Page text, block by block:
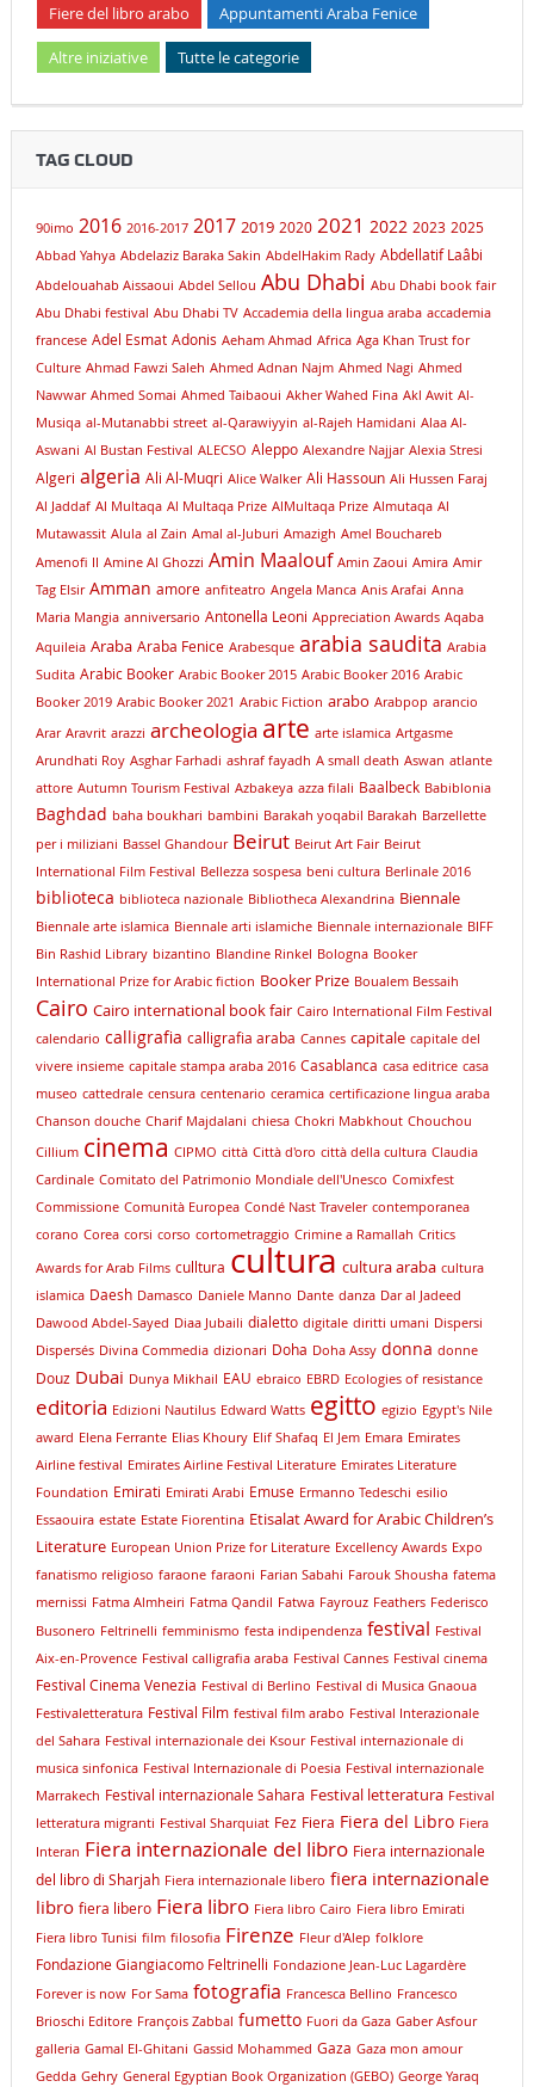
Fiere del libro arabo
Appuntamenti Araba Fenice
Altre iniziative Tutte le categorie
TAG CLOUD
90imo 2016 2016-2017 2017 2019 2020 2021 2022 2023 2025
Abbad Yahya Abdelaziz Baraka Sakin AbdelHakim Rady Abdellatif Laâbi
Abdelouahab Aissaoui Abdel Sellou Abu Dhabi Abu Dhabi book fair
Abu Dhabi festival Abu Dhabi TV Accademia della lingua araba accademia
francese Adel Esmat Adonis Aeham Ahmad Africa Aga Khan Trust for
Culture Ahmad Fawzi Saleh Ahmed Adnan Najm Ahmed Nagi Ahmed
Nawwar Ahmed Somai Ahmed Taibaoui Akher Wahed Fina Akl Awit Al-
Musiqa al-Mutanabbi street al-Qarawiyyin al-Rajeh Hamidani Alaa Al-
Aswani Al Bustan Festival ALECSO Aleppo Alexandre Najjar Alexia Stresi
Algeri algeria Ali Al-Muqri Alice Walker Ali Hassoun Ali Hussen Faraj
Al Jaddaf Al Multaqa Al Multaqa Prize AlMultaqa Prize Almutaqa Al
Mutawassit Alula al Zain Amal al-Juburi Amazigh Amel Bouchareb
Amenofi II Amine Al Ghozzi Amin Maalouf Amin Zaoui Amira Amir
Tag Elsir Amman amore anfiteatro Angela Manca Anis Arafai Anna
Maria Mangia anniversario Antonella Leoni Appreciation Awards Aqaba
Aquileia Araba Araba Fenice Arabesque arabia saudita Arabia
Sudita Arabic Booker Arabic Booker 2015 Arabic Booker 2016 Arabic
Booker 2019 Arabic Booker 2021 Arabic Fiction arabo Arabpop arancio
Arar Aravrit arazzi archeologia arte arte islamica Artgasme
Arundhati Roy Asghar Farhadi ashraf fayadh A small death Aswan atlante
attore Autumn Tourism Festival Azbakeya azza filali Baalbeck Babiblonia
Baghdad baha boukhari bambini Barakah yoqabil Barakah Barzellette
per i miliziani Bassel Ghandour Beirut Beirut Art Fair Beirut
International Film Festival Bellezza sospesa beni cultura Berlinale 2016
biblioteca biblioteca nazionale Bibliotheca Alexandrina Biennale
Biennale arte islamica Biennale arti islamiche Biennale internazionale BIFF
Bin Rashid Library bizantino Blandine Rinkel Bologna Booker
International Prize for Arabic fiction Booker Prize Boualem Bessaih
Cairo Cairo international book fair Cairo International Film Festival
calendario calligrafia calligrafia araba Cannes capitale capitale del
vivere insieme capitale stampa araba 2016 Casablanca casa editrice casa
museo cattedrale censura centenario ceramica certificazione lingua araba
Chanson douche Charif Majdalani chiesa Chokri Mabkhout Chouchou
Cillium cinema CIPMO città Città d'oro città della cultura Claudia
Cardinale Comitato del Patrimonio Mondiale dell'Unesco Comixfest
Commissione Comunità Europea Condé Nast Traveler contemporanea
corano Corea corsi corso cortometraggio Crimine a Ramallah Critics
Awards for Arab Films culltura cultura cultura araba cultura
islamica Daesh Damasco Daniele Manno Dante danza Dar al Jadeed
Dawood Abdel-Sayed Diaa Jubaili dialetto digitale diritti umani Dispersi
Dispersés Divina Commedia dizionari Doha Doha Assy donna donne
Douz Dubai Dunya Mikhail EAU ebraico EBRD Ecologies of resistance
editoria Edizioni Nautilus Edward Watts egitto egizio Egypt's Nile
award Elena Ferrante Elias Khoury Elif Shafaq El Jem Emara Emirates
Airline festival Emirates Airline Festival Literature Emirates Literature
Foundation Emirati Emirati Arabi Emuse Ermanno Tedeschi esilio
Essaouira estate Estate Fiorentina Etisalat Award for Arabic Children’s
Literature European Union Prize for Literature Excellency Awards Expo
fanatismo religioso faraone faraoni Farian Sabahi Farouk Shousha fatema
mernissi Fatma Almheiri Fatma Qandil Fatwa Fayrouz Feathers Federisco
Busonero Feltrinelli femminismo festa indipendenza festival Festival
Aix-en-Provence Festival calligrafia araba Festival Cannes Festival cinema
Festival Cinema Venezia Festival di Berlino Festival di Musica Gnaoua
Festivaletteratura Festival Film festival film arabo Festival Interazionale
del Sahara Festival internazionale dei Ksour Festival internazionale di
musica sinfonica Festival Internazionale di Poesia Festival internazionale
Marrakech Festival internazionale Sahara Festival letteratura Festival
letteratura migranti Festival Sharquiat Fez Fiera Fiera del Libro Fiera
Interan Fiera internazionale del libro Fiera internazionale
del libro di Sharjah Fiera internazionale libero fiera internazionale
libro fiera libero Fiera libro Fiera libro Cairo Fiera libro Emirati
Fiera libro Tunisi film filosofia Firenze Fleur d'Alep folklore
Fondazione Giangiacomo Feltrinelli Fondazione Jean-Luc Lagardère
Forever is now For Sama fotografia Francesca Bellino Francesco
Brioschi Editore François Zabbal fumetto Fuori da Gaza Gaber Asfour
galleria Gamal El-Ghitani Gassid Mohammed Gaza Gaza mon amour
Gedda Gehry General Egyptian Book Organization (GEBO) George Yaraq